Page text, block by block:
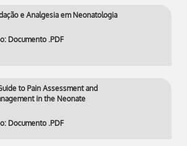
e Analgesia em Neonatologia
Documento .PDF
to Pain Assessment and
in the Neonate
Documento .PDF